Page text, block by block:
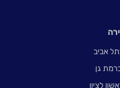
אביב
גן
לציון